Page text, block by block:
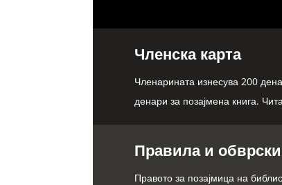
Членска карта
Членарината изнесува 200
денари за позајмена книга.
Правила и
Правото за позајмица на